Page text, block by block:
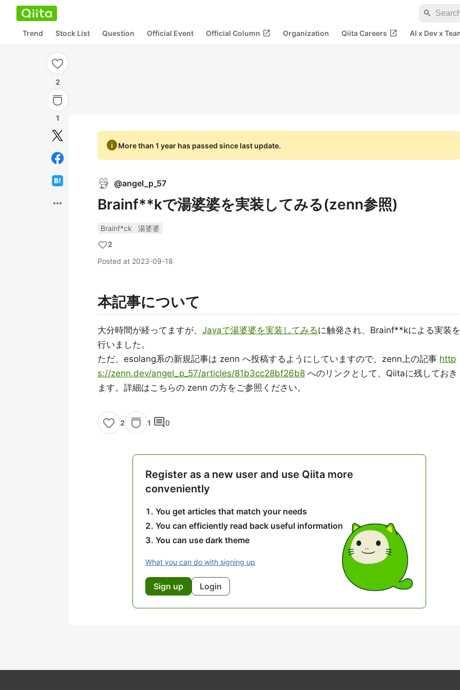
search
Trend Stock List Question Official Event Official Column open_in_new Organization Qiita Careers open_in_new AI x Dev x
2
1
more_horiz
infoMore than 1 year has passed since last update.
@angel_p_57
Brainf**kで湯婆婆を実装してみる(zenn参照)
Brainf*ck
湯婆婆
2
Posted at 2023-09-18
本記事について
大分時間が経ってますが、 Javaで湯婆婆を実装してみるに触発され、Brainf**kによる実装を
行いました。
ただ、esolang系の新規記事は zenn へ投稿するようにしていますので、zenn上の記事 http
s://zenn.dev/angel_p_57/articles/81b3cc28bf26b8 へのリンクとして、Qiitaに残しておき
ます。詳細はこちらの zenn の方をご参照ください。
2 1 comment0
Register as a new user and use Qiita more
conveniently
You get articles that match your needs
You can efficiently read back useful information
You can use dark theme
What you can do with signing up
Sign up Login